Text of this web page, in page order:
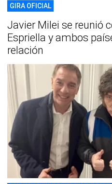
GIRA OFICIAL
Javier Milei se reunió
Espriella y ambos
relación